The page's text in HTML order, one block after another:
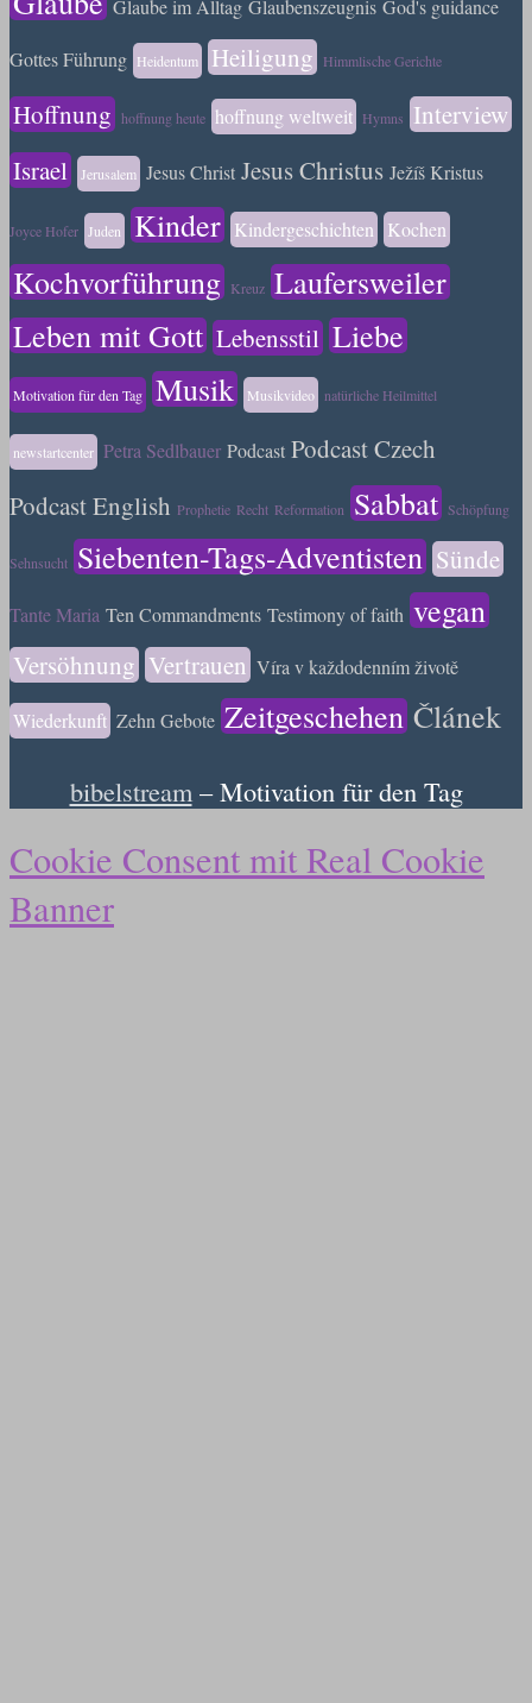
Glaube im Alltag Glaubenszeugnis God's guidance
Gottes Führung Heidentum Heiligung Himmlische Gerichte
Hoffnung hoffnung heute hoffnung weltweit Hymns
Interview
Israel
Jerusalem Jesus Christ Jesus Christus Ježíš Kristus
Joyce Hofer Juden Kinder Kindergeschichten Kochen
Kochvorführung Kreuz Laufersweiler
Leben mit Gott Lebensstil Liebe
Motivation für den Tag Musik Musikvideo natürliche Heilmittel
newstartcenter Petra Sedlbauer Podcast Podcast Czech
Podcast English Prophetie Recht Reformation Sabbat Schöpfung
Sehnsucht Siebenten-Tags-Adventisten Sünde
Tante Maria Ten Commandments Testimony of faith vegan
Versöhnung Vertrauen Víra v každodenním životě
Wiederkunft Zehn Gebote Zeitgeschehen Článek
bibelstream – Motivation für den Tag
Cookie Consent mit Real Cookie
Banner